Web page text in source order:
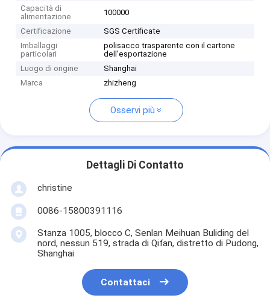
Capacità di
alimentazione
100000
Certificazione
SGS Certificate
Imballaggi
particolari
polisacco trasparente con il cartone
dell'esportazione
Luogo di origine
Shanghai
Marca
zhizheng
Osservi più
Dettagli Di Contatto
christine
0086-15800391116
Stanza 1005, blocco C, Senlan Meihuan Buliding del
nord, nessun 519, strada di Qifan, distretto di Pudong,
Shanghai
Contattaci